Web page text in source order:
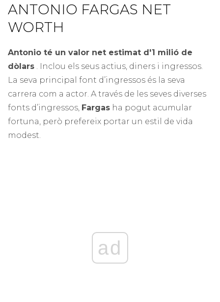
ANTONIO FARGAS NET
WORTH
Antonio té un valor net estimat d'1 milió de
dòlars . Inclou els seus actius, diners i ingressos.
La seva principal font d’ingressos és la seva
carrera com a actor. A través de les seves diverses
fonts d’ingressos, Fargas ha pogut acumular
fortuna, però prefereix portar un estil de vida
modest.
ad